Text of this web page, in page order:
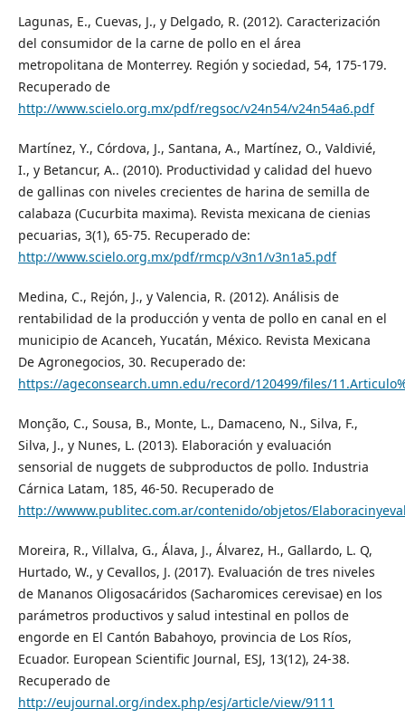
Lagunas, E., Cuevas, J., y Delgado, R. (2012). Caracterización
del consumidor de la carne de pollo en el área
metropolitana de Monterrey. Región y sociedad, 54, 175-179.
Recuperado de
http://www.scielo.org.mx/pdf/regsoc/v24n54/v24n54a6.pdf
Martínez, Y., Córdova, J., Santana, A., Martínez, O., Valdivié,
I., y Betancur, A.. (2010). Productividad y calidad del huevo
de gallinas con niveles crecientes de harina de semilla de
calabaza (Cucurbita maxima). Revista mexicana de cienias
pecuarias, 3(1), 65-75. Recuperado de:
http://www.scielo.org.mx/pdf/rmcp/v3n1/v3n1a5.pdf
Medina, C., Rejón, J., y Valencia, R. (2012). Análisis de
rentabilidad de la producción y venta de pollo en canal en el
municipio de Acanceh, Yucatán, México. Revista Mexicana
De Agronegocios, 30. Recuperado de:
https://ageconsearch.umn.edu/record/120499/files/
Monção, C., Sousa, B., Monte, L., Damaceno, N., Silva, F.,
Silva, J., y Nunes, L. (2013). Elaboración y evaluación
sensorial de nuggets de subproductos de pollo. Industria
Cárnica Latam, 185, 46-50. Recuperado de
http://wwww.publitec.com.ar/contenido/objetos/
Moreira, R., Villalva, G., Álava, J., Álvarez, H., Gallardo, L. Q,
Hurtado, W., y Cevallos, J. (2017). Evaluación de tres niveles
de Mananos Oligosacáridos (Sacharomices cerevisae) en los
parámetros productivos y salud intestinal en pollos de
engorde en El Cantón Babahoyo, provincia de Los Ríos,
Ecuador. European Scientific Journal, ESJ, 13(12), 24-38.
Recuperado de
http://eujournal.org/index.php/esj/article/view/9111